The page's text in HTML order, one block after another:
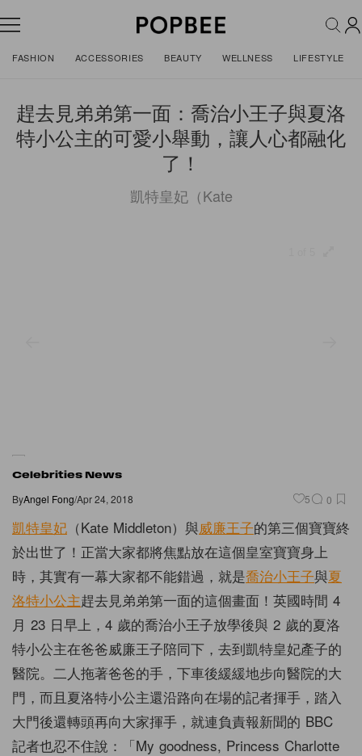
FASHION ACCESSORIES BEAUTY WELLNESS LIFESTYLE
趕去見弟弟第一面：喬治小王子與夏洛
特小公主的可愛小舉動，讓人心都融化
了！
凱特皇妃（Kate
Celebrities News
ByAngel Fong/Apr 24, 2018 5 0
凱特皇妃 （Kate Middleton）與威廉王子的第三個寶寶終
於出世了！正當大家都將焦點放在這個皇室寶寶身上
時，其實有一幕大家都不能錯過，就是喬治小王子與夏
洛特小公主趕去見弟弟第一面的這個畫面！英國時間 4
月 23 日早上，4 歲的喬治小王子放學後與 2 歲的夏洛
特小公主在爸爸威廉王子陪同下，去到凱特皇妃產子的
醫院。二人拖著爸爸的手，下車後緩緩地步向醫院的大
門，而且夏洛特小公主還沿路向在場的記者揮手，踏入
大門後還轉頭再向大家揮手，就連負責報新聞的 BBC
記者也忍不住說：「My goodness, Princess Charlotte